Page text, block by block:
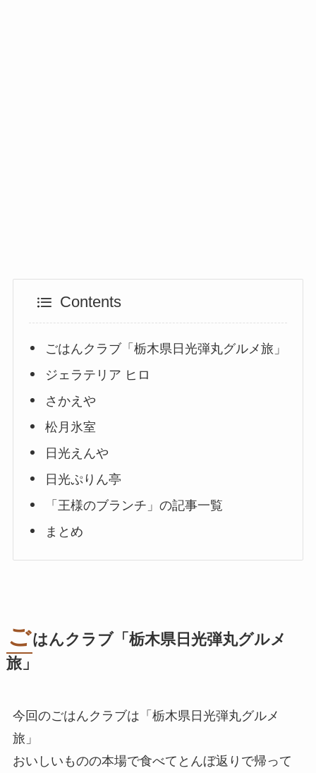
Contents
ごはんクラブ「栃木県日光弾丸グルメ旅」
ジェラテリア ヒロ
さかえや
松月氷室
日光えんや
日光ぷりん亭
「王様のブランチ」の記事一覧
まとめ
ごはんクラブ「 栃木県日光弾丸グルメ
旅」
今回のごはんクラブは「栃木県日光弾丸グルメ
旅」
おいしいものの本場で食べてとんぼ返りで帰って